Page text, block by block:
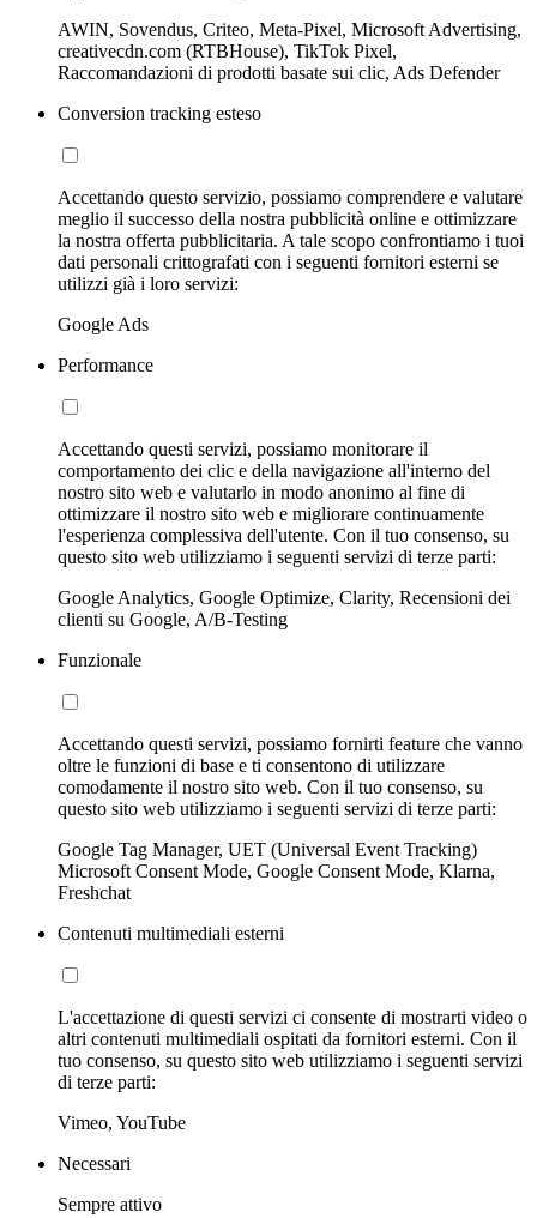
AWIN, Sovendus, Criteo, Meta-Pixel, Microsoft Advertising,
creativecdn.com (RTBHouse), TikTok Pixel,
Raccomandazioni di prodotti basate sui clic, Ads Defender
Conversion tracking esteso
Accettando questo servizio, possiamo comprendere e valutare
meglio il successo della nostra pubblicità online e ottimizzare
la nostra offerta pubblicitaria. A tale scopo confrontiamo i tuoi
dati personali crittografati con i seguenti fornitori esterni se
utilizzi già i loro servizi:
Google Ads
Performance
Accettando questi servizi, possiamo monitorare il
comportamento dei clic e della navigazione all'interno del
nostro sito web e valutarlo in modo anonimo al fine di
ottimizzare il nostro sito web e migliorare continuamente
l'esperienza complessiva dell'utente. Con il tuo consenso, su
questo sito web utilizziamo i seguenti servizi di terze parti:
Google Analytics, Google Optimize, Clarity, Recensioni dei
clienti su Google, A/B-Testing
Funzionale
Accettando questi servizi, possiamo fornirti feature che vanno
oltre le funzioni di base e ti consentono di utilizzare
comodamente il nostro sito web. Con il tuo consenso, su
questo sito web utilizziamo i seguenti servizi di terze parti:
Google Tag Manager, UET (Universal Event Tracking)
Microsoft Consent Mode, Google Consent Mode, Klarna,
Freshchat
Contenuti multimediali esterni
L'accettazione di questi servizi ci consente di mostrarti video o
altri contenuti multimediali ospitati da fornitori esterni. Con il
tuo consenso, su questo sito web utilizziamo i seguenti servizi
di terze parti:
Vimeo, YouTube
Necessari
Sempre attivo